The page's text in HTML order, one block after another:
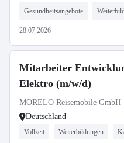
Gesundheitsangebote
28.07.2026
Mitarbeiter
Elektro (m/w/d)
MORELO Reisemobile GmbH
Deutschland
Vollzeit Weiterbildungen